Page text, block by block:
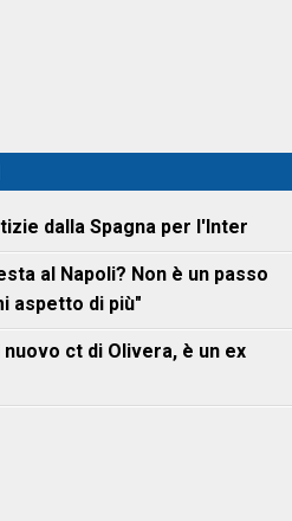
dalla Spagna per l'Inter
al Napoli? Non è un passo
aspetto di più"
ct di Olivera, è un ex